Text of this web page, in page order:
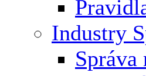
Industry